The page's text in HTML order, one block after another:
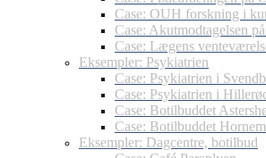
Case: OUH forskning i
Case: Akutmodtagelsen
Case: Lægens
Eksempler: Psykiatrien
Case: Psykiatrien i
Case: Psykiatrien i
Case: Botilbuddet
Case: Botilbuddet
Eksempler: Dagcentre, botilbud